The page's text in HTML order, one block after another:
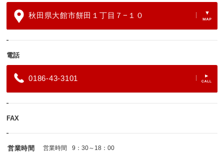
秋田県大館市餅田１丁目７−１０
電話
0186-43-3101
FAX
営業時間 営業時間 9：30～18：00